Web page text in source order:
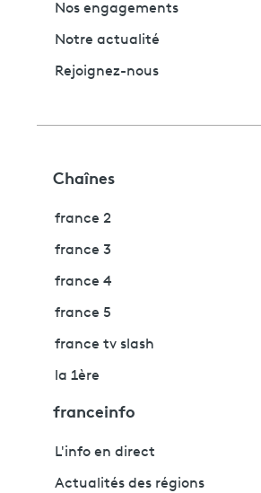
Nos engagements
Notre actualité
Rejoignez-nous
Chaînes
france 2
france 3
france 4
france 5
france tv slash
la 1ère
franceinfo
L'info en direct
Actualités des régions